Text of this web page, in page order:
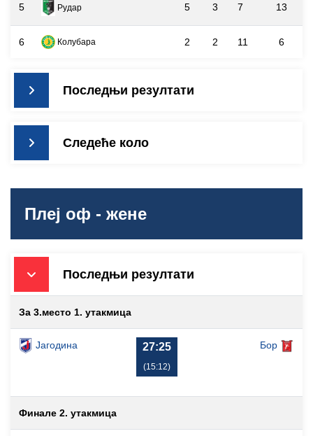
5 Рудар 5 3 7 13
6 Колубара 2 2 11 6
Последњи резултати
Следеће коло
Плеј оф - жене
Последњи резултати
За 3.место 1. утакмица
Јагодина 27:25
(15:12)
Бор
Финале 2. утакмица